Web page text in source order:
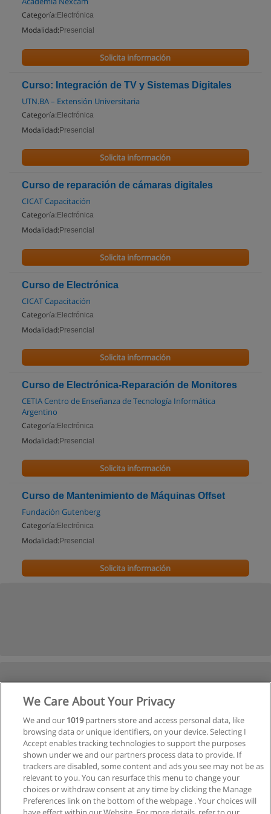
Categoría: Electrónica
Modalidad: Presencial
Solicita información
Curso: Integración de TV y Sistemas Digitales
UTN.BA – Extensión Universitaria
Categoría: Electrónica
Modalidad: Presencial
Solicita información
Curso de reparación de cámaras digitales
CICAT Capacitación
Categoría: Electrónica
Modalidad: Presencial
Solicita información
Curso de Electrónica
CICAT Capacitación
Categoría: Electrónica
Modalidad: Presencial
Solicita información
Curso de Electrónica-Reparación de Monitores
CETIA Centro de Enseñanza de Tecnología Informática
Argentino
Categoría: Electrónica
Modalidad: Presencial
Solicita información
Curso de Mantenimiento de Máquinas Offset
Fundación Gutenberg
Categoría: Electrónica
Modalidad: Presencial
Solicita información
We Care About Your Privacy
We and our 1019partners store and access personal data, like
browsing data or unique identifiers, on your device. Selecting I
Accept enables tracking technologies to support the purposes
shown under we and our partners process data to provide. If
trackers are disabled, some content and ads you see may not be as
relevant to you. You can resurface this menu to change your
choices or withdraw consent at any time by clicking the Manage
Preferences link on the bottom of the webpage . Your choices will